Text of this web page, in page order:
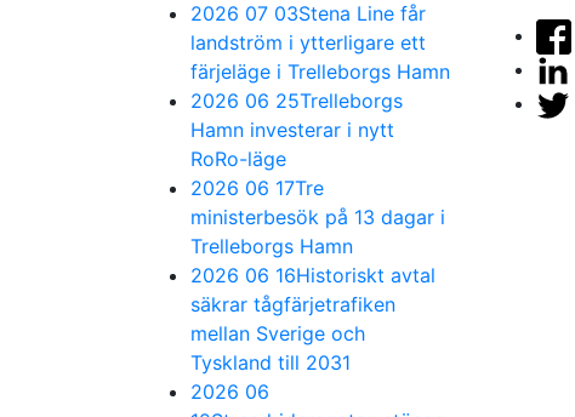
2026 07 03Stena Line får
landström i ytterligare ett
färjeläge i Trelleborgs Hamn
2026 06 25Trelleborgs
Hamn investerar i nytt
RoRo-läge
2026 06 17Tre
ministerbesök på 13 dagar i
Trelleborgs Hamn
2026 06 16Historiskt avtal
säkrar tågfärjetrafiken
mellan Sverige och
Tyskland till 2031
2026 06